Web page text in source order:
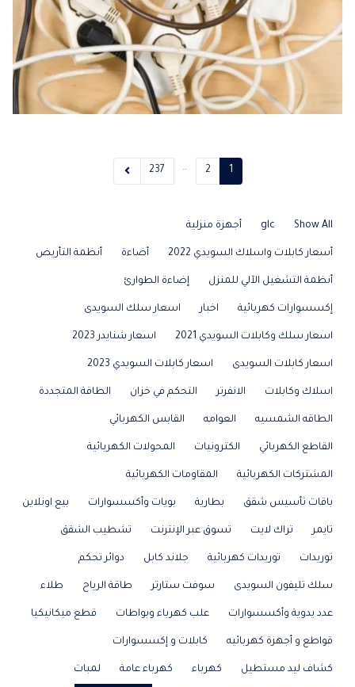
1
2
…
237
Show All
glc أجهزة منزلية
أسعار كابلات واسلاك السويدي 2022 أضاءة أنظمة التأريض
أنظمة التشغيل الآلي للمنزل إضاءة الطوارئ
إكسسوارات كهربائية اخبار اسعار سلك السويدى
اسعار سلك وكابلات السويدي 2021 اسعار شنايدر 2023
اسعار كابلات السويدى اسعار كابلات السويدي 2023
اسلاك وكابلات الانفرتر التحكم في خزان الطاقة المتجددة
الطاقه الشمسيه العوامه القابس الكهربائي
القاطع الكهربائي الكترونيات المحولات الكهربائية
المشتركات الكهربائية المقاومات الكهربائية
باقات تأسيس شقق بطارية بويات وأكسسوارات بيع اونلاين
تايمر تراك لايت تسوق عبر الإنترنت تشطيب الشقق
توريدات توريدات كهربائية جلاند كابل دوائر تحكم
سلك تليفون السويدى سوفت ستارتر طاقة الرياح طلاء
عدد يدوية وأكسسوارات علب كهرباء وبواطات قطع ميكانيكيا
قواطع و أجهزة كهربائيه كابلات و إكسسوارات
كشاف ليد مستطيل كهرباء كهرباء عامة لمبات